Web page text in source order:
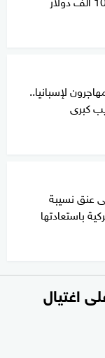
لإسبانيا..
كبرى
عنق نسيبة
باستعادتها
اغتيال